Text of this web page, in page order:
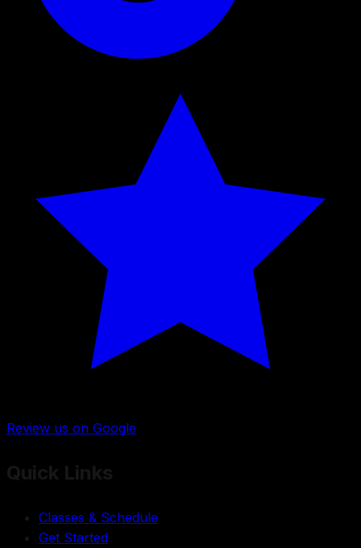
Review us on Google
Classes & Schedule
Get Started